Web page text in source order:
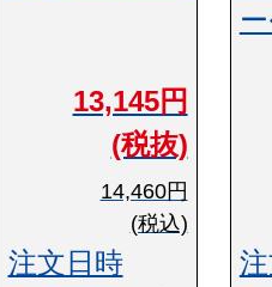
13,145円
(税抜)
14,460円
(税込)
注文日時